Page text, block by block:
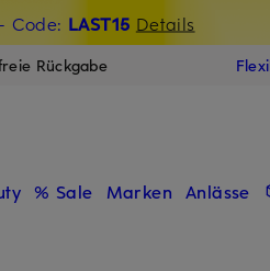
- Code: LAST15 Details
sichern
Rückgabe
% Sale Marken Anlässe